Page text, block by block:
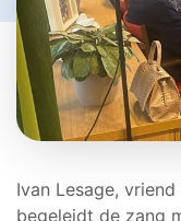
Ivan Lesage,
begeleidt de zang